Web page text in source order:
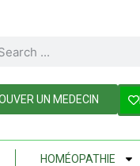
UN MEDECIN
HOMÉOPATHIE